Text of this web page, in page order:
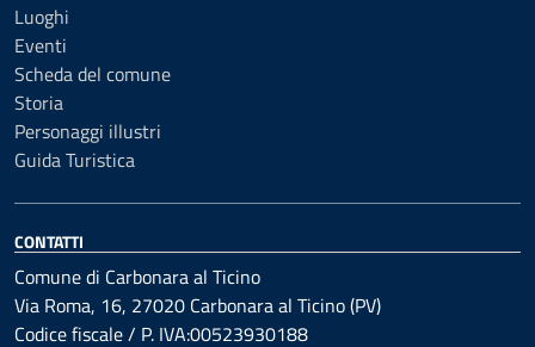
Luoghi
Eventi
Scheda del comune
Storia
Personaggi illustri
Guida Turistica
CONTATTI
Comune di Carbonara al Ticino
Via Roma, 16, 27020 Carbonara al Ticino (PV)
Codice fiscale / P. IVA:00523930188